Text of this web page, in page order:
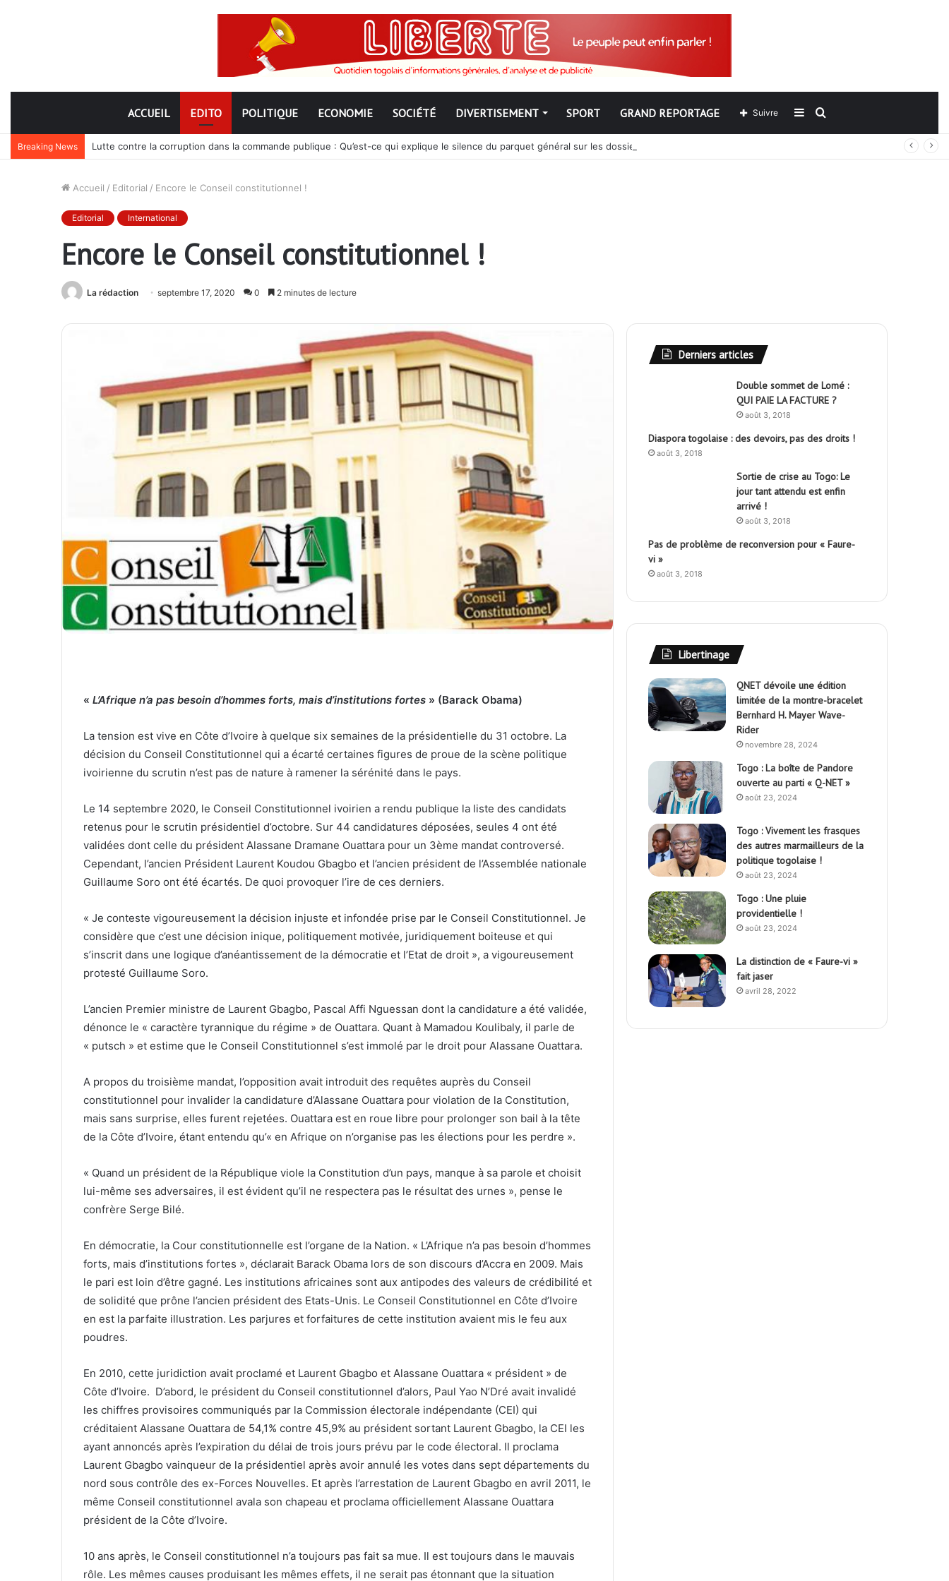
ACCUEIL EDITO POLITIQUE ECONOMIE SOCIÉTÉ DIVERTISEMENT SPORT GRAND REPORTAGE Rechercher
Sidebar
(barre
Suivre
Breaking News Lutte contre la corruption dans la commande publique : Qu’est-ce qui explique le silence du parquet général sur les dossiers de l’ARCOP?
Accueil / Editorial / Encore le Conseil constitutionnel !
Editorial International
Encore le Conseil constitutionnel !
La rédaction septembre 17, 2020 0 2 minutes de lecture
« L’Afrique n’a pas besoin d’hommes forts, mais d’institutions fortes » (Barack Obama)
La tension est vive en Côte d’Ivoire à quelque six semaines de la présidentielle du 31 octobre. La
décision du Conseil Constitutionnel qui a écarté certaines figures de proue de la scène politique
ivoirienne du scrutin n’est pas de nature à ramener la sérénité dans le pays.
Le 14 septembre 2020, le Conseil Constitutionnel ivoirien a rendu publique la liste des candidats
retenus pour le scrutin présidentiel d’octobre. Sur 44 candidatures déposées, seules 4 ont été
validées dont celle du président Alassane Dramane Ouattara pour un 3ème mandat controversé.
Cependant, l’ancien Président Laurent Koudou Gbagbo et l’ancien président de l’Assemblée nationale
Guillaume Soro ont été écartés. De quoi provoquer l’ire de ces derniers.
« Je conteste vigoureusement la décision injuste et infondée prise par le Conseil Constitutionnel. Je
considère que c’est une décision inique, politiquement motivée, juridiquement boiteuse et qui
s’inscrit dans une logique d’anéantissement de la démocratie et l’Etat de droit », a vigoureusement
protesté Guillaume Soro.
L’ancien Premier ministre de Laurent Gbagbo, Pascal Affi Nguessan dont la candidature a été validée,
dénonce le « caractère tyrannique du régime » de Ouattara. Quant à Mamadou Koulibaly, il parle de
« putsch » et estime que le Conseil Constitutionnel s’est immolé par le droit pour Alassane Ouattara.
A propos du troisième mandat, l’opposition avait introduit des requêtes auprès du Conseil
constitutionnel pour invalider la candidature d’Alassane Ouattara pour violation de la Constitution,
mais sans surprise, elles furent rejetées. Ouattara est en roue libre pour prolonger son bail à la tête
de la Côte d’Ivoire, étant entendu qu’« en Afrique on n’organise pas les élections pour les perdre ».
« Quand un président de la République viole la Constitution d’un pays, manque à sa parole et choisit
lui-même ses adversaires, il est évident qu’il ne respectera pas le résultat des urnes », pense le
confrère Serge Bilé.
En démocratie, la Cour constitutionnelle est l’organe de la Nation. « L’Afrique n’a pas besoin d’hommes
forts, mais d’institutions fortes », déclarait Barack Obama lors de son discours d’Accra en 2009. Mais
le pari est loin d’être gagné. Les institutions africaines sont aux antipodes des valeurs de crédibilité et
de solidité que prône l’ancien président des Etats-Unis. Le Conseil Constitutionnel en Côte d’Ivoire
en est la parfaite illustration. Les parjures et forfaitures de cette institution avaient mis le feu aux
poudres.
En 2010, cette juridiction avait proclamé et Laurent Gbagbo et Alassane Ouattara « président » de
Côte d’Ivoire. D’abord, le président du Conseil constitutionnel d’alors, Paul Yao N’Dré avait invalidé
les chiffres provisoires communiqués par la Commission électorale indépendante (CEI) qui
créditaient Alassane Ouattara de 54,1% contre 45,9% au président sortant Laurent Gbagbo, la CEI les
ayant annoncés après l’expiration du délai de trois jours prévu par le code électoral. Il proclama
Laurent Gbagbo vainqueur de la présidentiel après avoir annulé les votes dans sept départements du
nord sous contrôle des ex-Forces Nouvelles. Et après l’arrestation de Laurent Gbagbo en avril 2011, le
même Conseil constitutionnel avala son chapeau et proclama officiellement Alassane Ouattara
président de la Côte d’Ivoire.
10 ans après, le Conseil constitutionnel n’a toujours pas fait sa mue. Il est toujours dans le mauvais
rôle. Les mêmes causes produisant les mêmes effets, il ne serait pas étonnant que la situation
Derniers articles
Double sommet de Lomé :
QUI PAIE LA FACTURE ?
août 3, 2018
Diaspora togolaise : des devoirs, pas des droits !
août 3, 2018
Sortie de crise au Togo: Le
jour tant attendu est enfin
arrivé !
août 3, 2018
Pas de problème de reconversion pour « Faure-
vi »
août 3, 2018
Libertinage
QNET dévoile une édition
limitée de la montre-bracelet
Bernhard H. Mayer Wave-
Rider
novembre 28, 2024
Togo : La boîte de Pandore
ouverte au parti « Q-NET »
août 23, 2024
Togo : Vivement les frasques
des autres marmailleurs de la
politique togolaise !
août 23, 2024
Togo : Une pluie
providentielle !
août 23, 2024
La distinction de « Faure-vi »
fait jaser
avril 28, 2022